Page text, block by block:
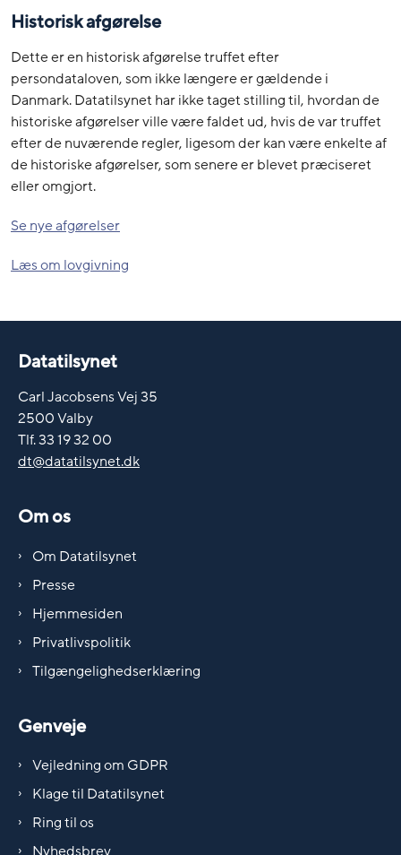
Historisk afgørelse
Dette er en historisk afgørelse truffet efter
persondataloven, som ikke længere er gældende i
Danmark. Datatilsynet har ikke taget stilling til, hvordan de
historiske afgørelser ville være faldet ud, hvis de var truffet
efter de nuværende regler, ligesom der kan være enkelte af
de historiske afgørelser, som senere er blevet præciseret
eller omgjort.
Se nye afgørelser
Læs om lovgivning
Datatilsynet
Carl Jacobsens Vej 35
2500 Valby
Tlf. 33 19 32 00
dt@datatilsynet.dk
Om os
Om Datatilsynet
Presse
Hjemmesiden
Privatlivspolitik
Tilgængelighedserklæring
Genveje
Vejledning om GDPR
Klage til Datatilsynet
Ring til os